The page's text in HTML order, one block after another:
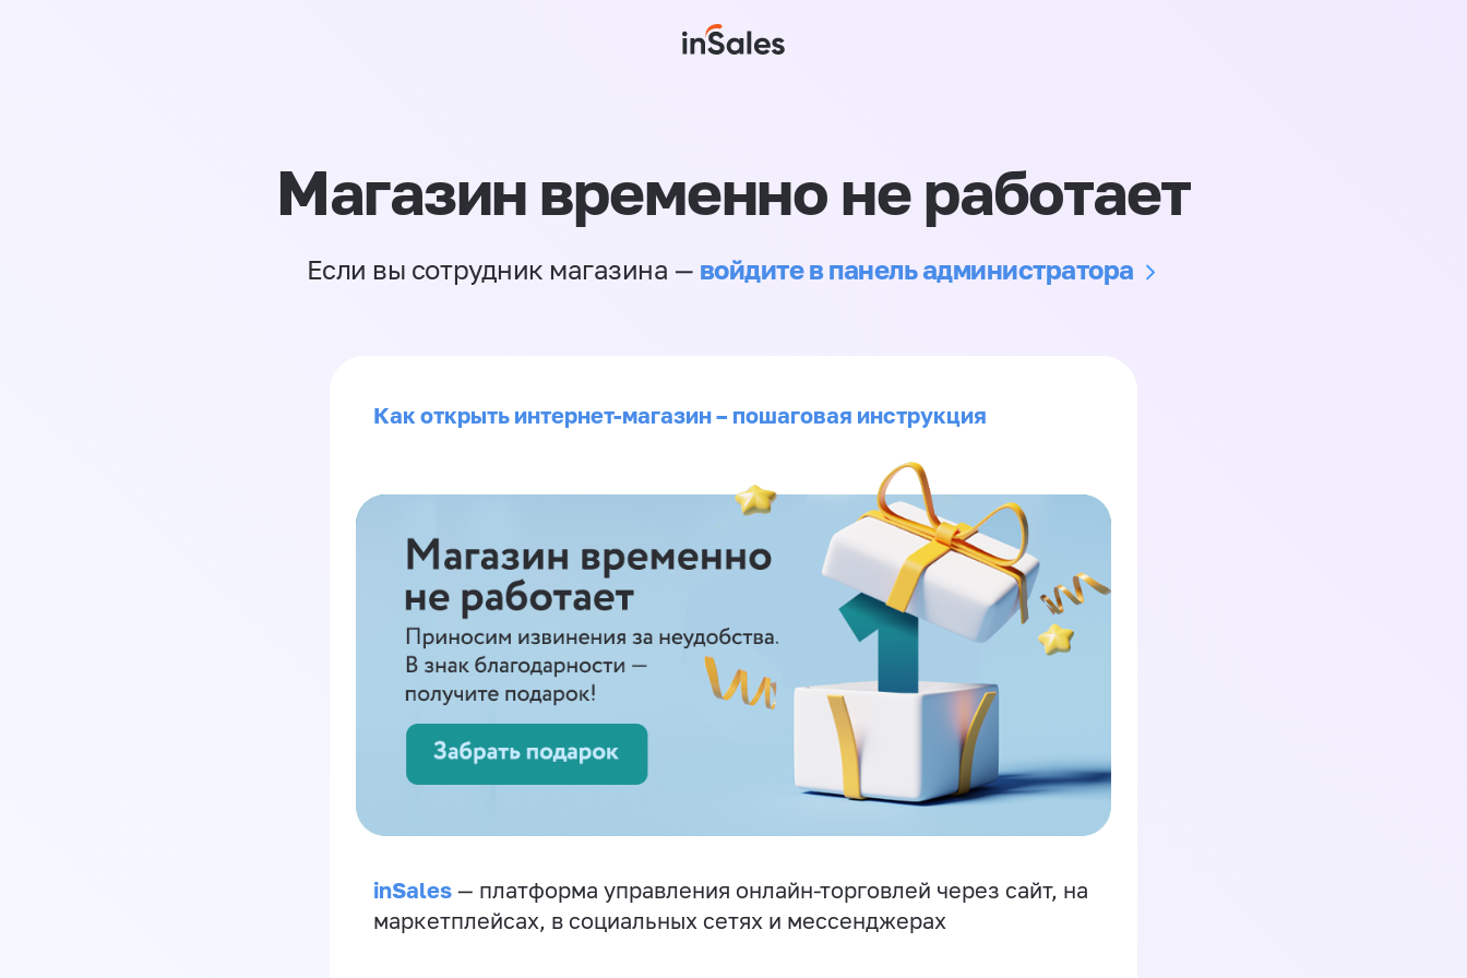
Магазин временно не работает
Если вы сотрудник магазина — войдите в панель администратора
Как открыть интернет-магазин – пошаговая инструкция
inSales — платформа управления онлайн-торговлей через сайт, на
маркетплейсах, в социальных сетях и мессенджерах